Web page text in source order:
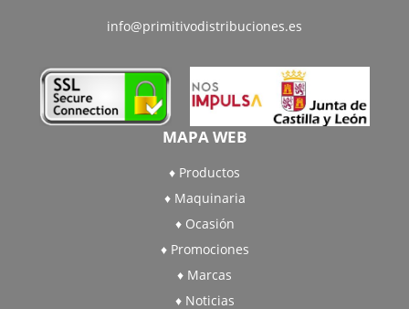
info@primitivodistribuciones.es
MAPA WEB
Productos
Maquinaria
Ocasión
Promociones
Marcas
Noticias